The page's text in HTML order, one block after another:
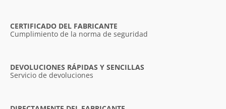
CERTIFICADO DEL FABRICANTE
Cumplimiento de la norma de seguridad
DEVOLUCIONES RÁPIDAS Y SENCILLAS
Servicio de devoluciones